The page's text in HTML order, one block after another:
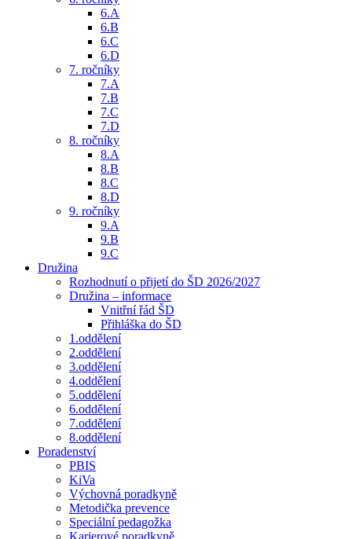
6.A
6.B
6.C
6.D
7. ročníky
7.A
7.B
7.C
7.D
8. ročníky
8.A
8.B
8.C
8.D
9. ročníky
9.A
9.B
9.C
Družina
Rozhodnutí o přijetí do ŠD 2026/2027
Družina – informace
Vnitřní řád ŠD
Přihláška do ŠD
1.oddělení
2.oddělení
3.oddělení
4.oddělení
5.oddělení
6.oddělení
7.oddělení
8.oddělení
Poradenství
PBIS
KiVa
Výchovná poradkyně
Metodička prevence
Speciální pedagožka
Karierové poradkyně